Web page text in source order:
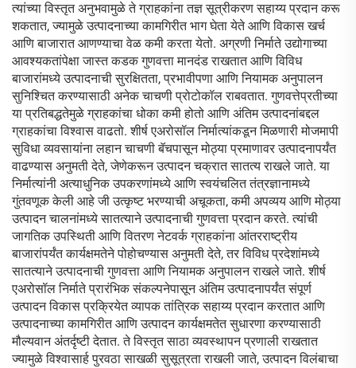
त्यांच्या विस्तृत अनुभवामुळे ते ग्राहकांना तज्ञ सूत्रीकरण सहाय्य प्रदान करू
शकतात, ज्यामुळे उत्पादनाच्या कामगिरीत भाग घेता येते आणि विकास खर्च
आणि बाजारात आणण्याचा वेळ कमी करता येतो. अग्रणी निर्माते उद्योगाच्या
आवश्यकतांपेक्षा जास्त कडक गुणवत्ता मानदंड राखतात आणि विविध
बाजारांमध्ये उत्पादनाची सुरक्षितता, प्रभावीपणा आणि नियामक अनुपालन
सुनिश्चित करण्यासाठी अनेक चाचणी प्रोटोकॉल राबवतात. गुणवत्तेप्रतीच्या
या प्रतिबद्धतेमुळे ग्राहकांचा धोका कमी होतो आणि अंतिम उत्पादनांबद्दल
ग्राहकांचा विश्वास वाढतो. शीर्ष एअरोसॉल निर्मात्यांकडून मिळणारी मोजमापी
सुविधा व्यवसायांना लहान चाचणी बॅचपासून मोठ्या प्रमाणावर उत्पादनापर्यंत
वाढण्यास अनुमती देते, जेणेकरून उत्पादन चक्रात सातत्य राखले जाते. या
निर्मात्यांनी अत्याधुनिक उपकरणांमध्ये आणि स्वयंचलित तंत्रज्ञानामध्ये
गुंतवणूक केली आहे जी उत्कृष्ट भरण्याची अचूकता, कमी अपव्यय आणि मोठ्या
उत्पादन चालनांमध्ये सातत्याने उत्पादनाची गुणवत्ता प्रदान करते. त्यांची
जागतिक उपस्थिती आणि वितरण नेटवर्क ग्राहकांना आंतरराष्ट्रीय
बाजारांपर्यंत कार्यक्षमतेने पोहोचण्यास अनुमती देते, तर विविध प्रदेशांमध्ये
सातत्याने उत्पादनाची गुणवत्ता आणि नियामक अनुपालन राखले जाते. शीर्ष
एअरोसॉल निर्माते प्रारंभिक संकल्पनेपासून अंतिम उत्पादनापर्यंत संपूर्ण
उत्पादन विकास प्रक्रियेत व्यापक तांत्रिक सहाय्य प्रदान करतात आणि
उत्पादनाच्या कामगिरीत आणि उत्पादन कार्यक्षमतेत सुधारणा करण्यासाठी
मौल्यवान अंतर्दृष्टी देतात. ते विस्तृत साठा व्यवस्थापन प्रणाली राखतात
ज्यामुळे विश्वासार्ह पुरवठा साखळी सुसूत्रता राखली जाते, उत्पादन विलंबाचा